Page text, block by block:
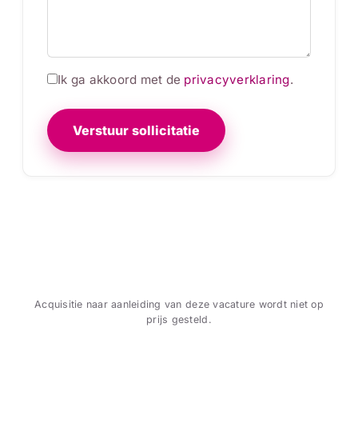
Ik ga akkoord met de privacyverklaring.
Verstuur sollicitatie
Acquisitie naar aanleiding van deze vacature wordt niet op
prijs gesteld.